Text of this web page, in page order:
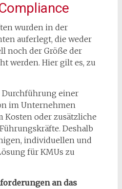
wurden in der
auferlegt, die weder
noch der Größe der
werden. Hier gilt es, zu
einer
im Unternehmen
Kosten oder zusätzliche
Deshalb
individuellen und
für KMUs zu
an das